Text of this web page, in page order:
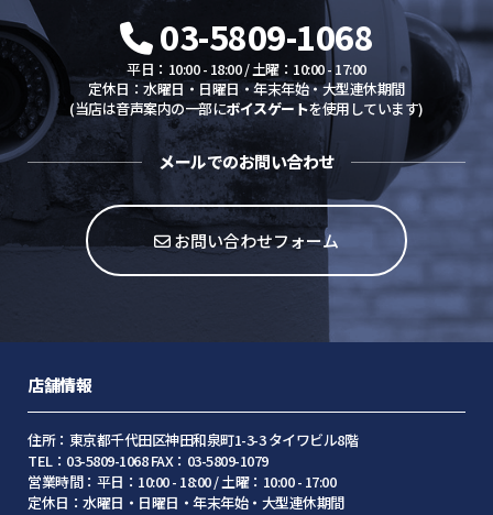
03-5809-1068
平日：10:00 - 18:00 / 土曜：10:00 - 17:00
定休日：水曜日・日曜日・年末年始・大型連休期間
(当店は音声案内の一部にボイスゲートを使用しています)
メールでのお問い合わせ
お問い合わせフォーム
店舗情報
住所：東京都千代田区神田和泉町1-3-3 タイワビル8階
TEL：03-5809-1068 FAX：03-5809-1079
営業時間：平日：10:00 - 18:00 / 土曜：10:00 - 17:00
定休日：水曜日・日曜日・年末年始・大型連休期間